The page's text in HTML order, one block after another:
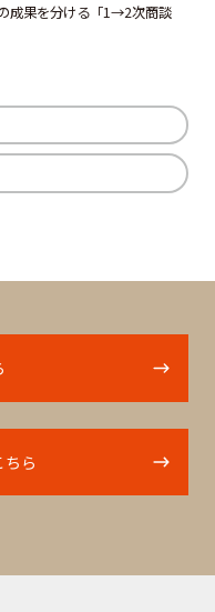
成果を分ける「1→2次商談
ら